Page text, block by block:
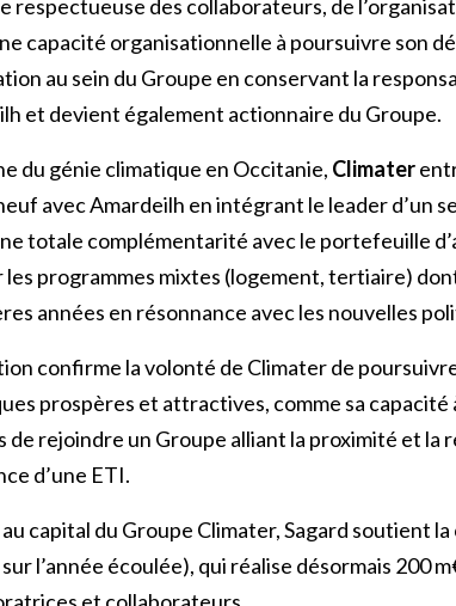
respectueuse des collaborateurs, de
capacité organisationnelle à poursuivre son
au sein du Groupe en conservant la
et devient également actionnaire du Groupe.
du génie climatique en Occitanie, Climater
avec Amardeilh en intégrant le leader d’un
totale complémentarité avec le portefeuille
programmes mixtes (logement, tertiaire)
années en résonnance avec les nouvelles
confirme la volonté de Climater de
prospères et attractives, comme sa
rejoindre un Groupe alliant la proximité et la
d’une ETI.
capital du Groupe Climater, Sagard soutient
l’année écoulée), qui réalise désormais 200